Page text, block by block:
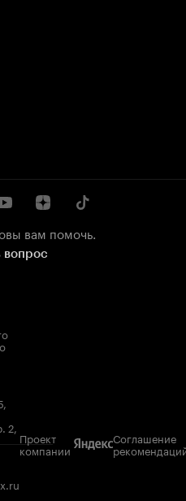
вам помочь.
вопрос
2,
Проект
компании
Соглашение